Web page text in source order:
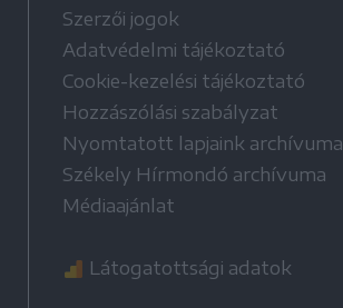
Szerzői jogok
Adatvédelmi tájékoztató
Cookie-kezelési tájékoztató
Hozzászólási szabályzat
Nyomtatott lapjaink archívuma
Székely Hírmondó archívuma
Médiaajánlat
Látogatottsági adatok